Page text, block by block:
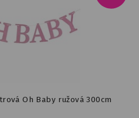
Oh Baby ružová 300cm